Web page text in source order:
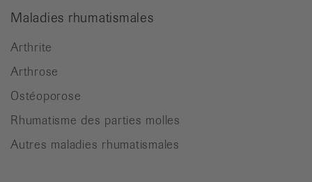
Maladies rhumatismales
Arthrite
Arthrose
Ostéoporose
Rhumatisme des parties molles
Autres maladies rhumatismales